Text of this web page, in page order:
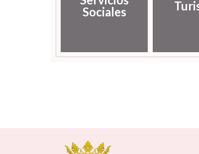
Sociales